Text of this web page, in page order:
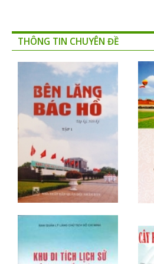
THÔNG TIN CHUYÊN ĐỀ